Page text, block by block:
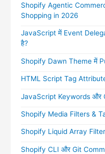
h
f
o
r
:
Shopify Agentic
Shopping in 2026
JavaScript में Event
है?
Shopify Dawn Theme में
HTML Script Tag
JavaScript Keywords और
Shopify Media Filters &
Shopify Liquid Array
Shopify CLI और Git